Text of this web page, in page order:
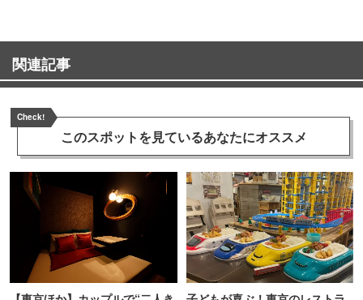
関連記事
Check!
このスポットを見ているあなたにオススメ